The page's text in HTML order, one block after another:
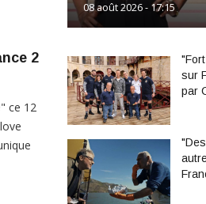
2
ce 12
08 août 2026 - 17:15
sur
par